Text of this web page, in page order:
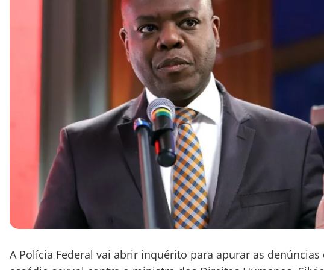
A Polícia Federal vai abrir inquérito para apurar as denúncias